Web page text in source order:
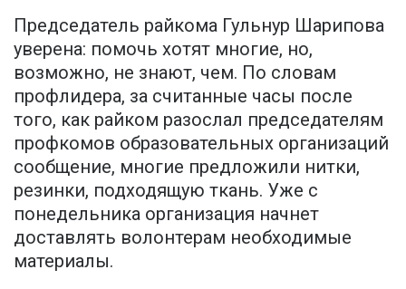
Председатель райкома Гульнур Шарипова
уверена: помочь хотят многие, но,
возможно, не знают, чем. По словам
профлидера, за считанные часы после
того, как райком разослал председателям
профкомов образовательных организаций
сообщение, многие предложили нитки,
резинки, подходящую ткань. Уже с
понедельника организация начнет
доставлять волонтерам необходимые
материалы.